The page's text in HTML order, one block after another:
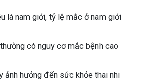
là nam giới, tỷ lệ mắc ở nam giới
có nguy cơ mắc bệnh cao
ảnh hưởng đến sức khỏe thai nhi